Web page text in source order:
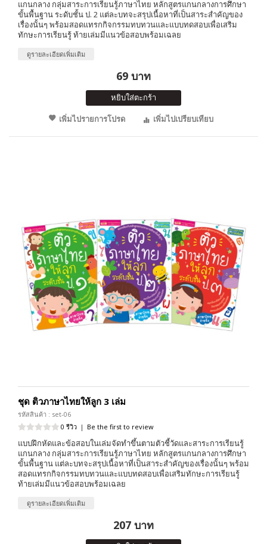
แกนกลาง กลุ่มสาระการเรียนรู้ภาษาไทย หลักสูตรแกนกลางการศึกษา
ขั้นพื้นฐาน ระดับชั้น ป. 2 แต่ละบทจะสรุปเนื้อหาที่เป็นสาระสำคัญของ
เรื่องนั้นๆ พร้อมสอดแทรกกิจกรรมทบทวนและแบบทดสอบเพื่อเสริม
ทักษะการเรียนรู้ ท้ายเล่มมีแนวข้อสอบพร้อมเฉลย
ดูรายละเอียดเพิ่มเติม
69 บาท
หยิบใส่ตะกร้า
เพิ่มไปรายการโปรด
เพิ่มไปเปรียบเทียบ
ชุด ติวภาษาไทยให้ลูก 3 เล่ม
รหัสสินค้า : set-06
0 รีวิว | Be the first to review
แบบฝึกหัดและข้อสอบในเล่มจัดทำขึ้นตามตัวชี้วัดและสาระการเรียนรู้
แกนกลาง กลุ่มสาระการเรียนรู้ภาษาไทย หลักสูตรแกนกลางการศึกษา
ขั้นพื้นฐาน แต่ละบทจะสรุปเนื้อหาที่เป็นสาระสำคัญของเรื่องนั้นๆ พร้อม
สอดแทรกกิจกรรมทบทวนและแบบทดสอบเพื่อเสริมทักษะการเรียนรู้
ท้ายเล่มมีแนวข้อสอบพร้อมเฉลย
ดูรายละเอียดเพิ่มเติม
207 บาท